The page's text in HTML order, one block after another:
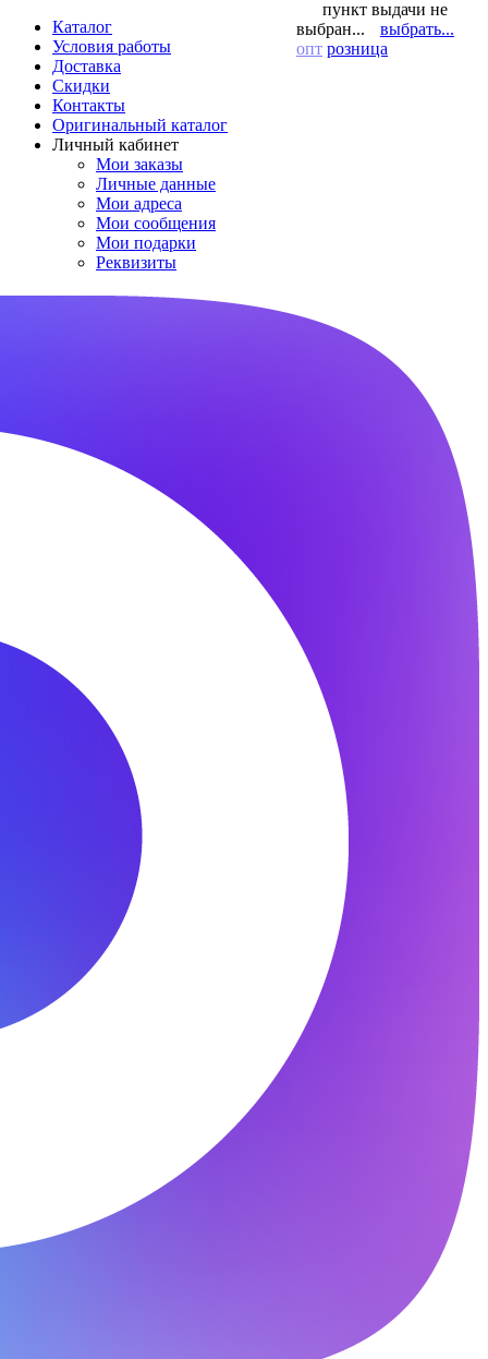
Каталог
Условия работы
Доставка
Скидки
Контакты
Оригинальный каталог
Личный кабинет
Мои заказы
Личные данные
Мои адреса
Мои сообщения
Мои подарки
Реквизиты
пункт выдачи не
выбран...
выбрать...
опт розница